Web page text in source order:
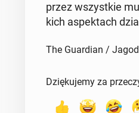
przez wszyst­kie
kich aspek­tach
The Guardian /
Dziękujemy za